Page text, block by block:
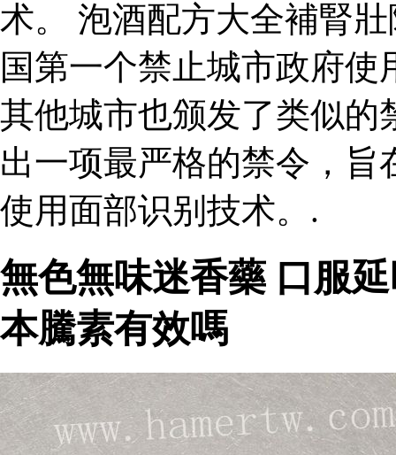
术。 泡酒配方大全補腎
国第一个禁止城市政府
其他城市也颁发了类似的
出一项最严格的禁令，
使用面部识别技术。.
無色無味迷香藥 口服
本騰素有效嗎